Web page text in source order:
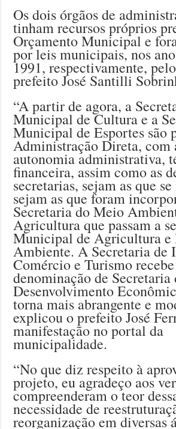
Os dois órgãos de
tinham recursos próprios
Orçamento Municipal e
por leis municipais, nos
1991, respectivamente,
prefeito José Santilli
“A partir de agora, a
Municipal de Cultura e a
Municipal de Esportes são
Administração Direta, com
autonomia administrativa,
financeira, assim como as
secretarias, sejam as que
sejam as que foram
Secretaria do Meio
Agricultura que passam a
Municipal de Agricultura e
Ambiente. A Secretaria de
Comércio e Turismo
denominação de Secretaria
Desenvolvimento
torna mais abrangente e
explicou o prefeito José
manifestação no portal da
municipalidade.
“No que diz respeito à
projeto, eu agradeço aos
compreenderam o teor
necessidade de
reorganização em diversas